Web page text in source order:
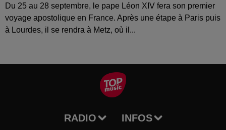
Du 25 au 28 septembre, le pape Léon XIV fera son premier
voyage apostolique en France. Après une étape à Paris puis
à Lourdes, il se rendra à Metz, où il...
RADIO INFOS